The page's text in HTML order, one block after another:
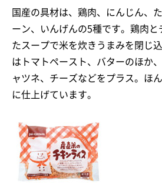
国産の具材は、鶏肉、にんじん、
ーン、いんげんの5種です。鶏肉と
たスープで米を炊きうまみを閉じ
はトマトペースト、バターのほか
ャツネ、チーズなどをプラス。ほ
に仕上げています。